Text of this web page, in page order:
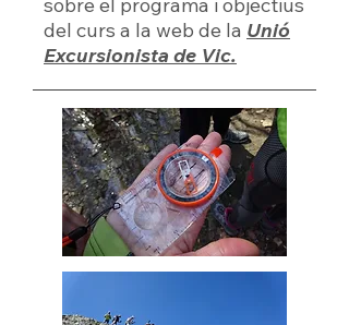
del curs a la web de la Unió
Excursionista de Vic.